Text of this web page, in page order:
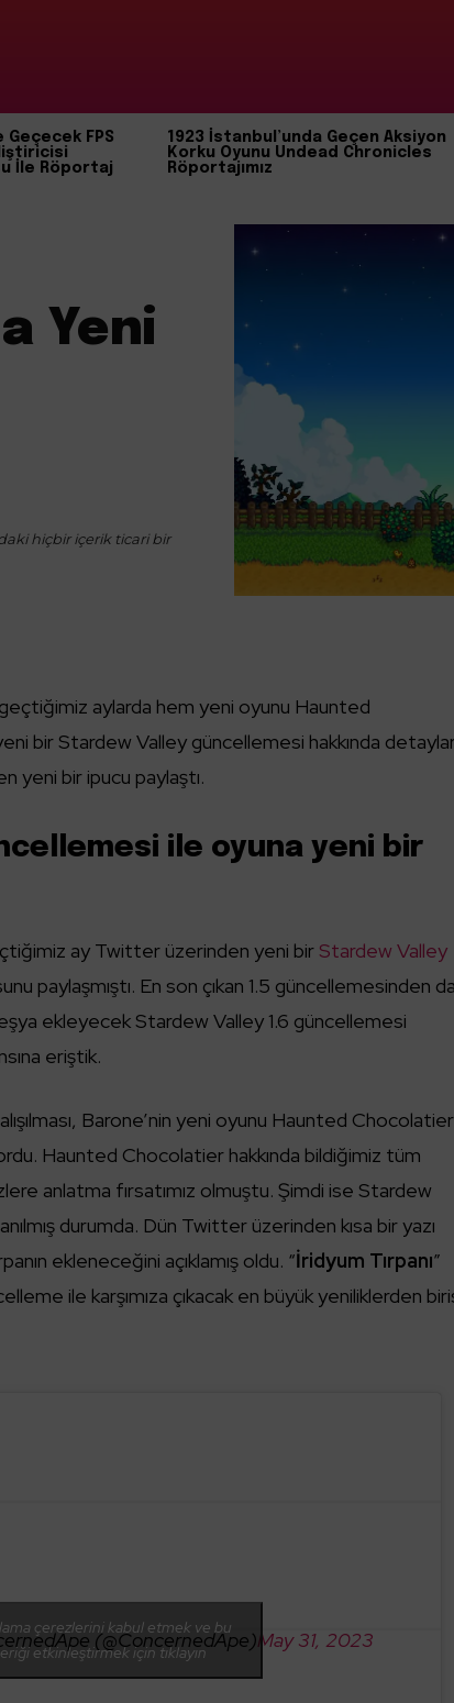
Geçecek FPS
İle Röportaj
1923 İstanbul’unda Geçen Aksiyon
Korku Oyunu Undead Chronicles
Röportajımız
Yeni
hiçbir içerik ticari bir
aylarda hem yeni oyunu Haunted
bir Stardew Valley güncellemesi hakkında
yeni bir ipucu paylaştı.
ile oyuna yeni bir
ay Twitter üzerinden yeni birStardew Valley
paylaşmıştı. En son çıkan 1.5 güncellemesinden
ekleyecek Stardew Valley 1.6 güncellemesi
eriştik.
Barone’nin yeni oyunu Haunted
Haunted Chocolatier hakkında bildiğimiz tüm
anlatma fırsatımız olmuştu. Şimdi ise Stardew
durumda. Dün Twitter üzerinden kısa bir yazı
ekleneceğini açıklamış oldu. “İridyum Tırpanı”
ile karşımıza çıkacak en büyük yeniliklerden
(@ConcernedApe)May 31, 2023
çerezlerini kabul etmek ve bu
etkinleştirmek için tıklayın